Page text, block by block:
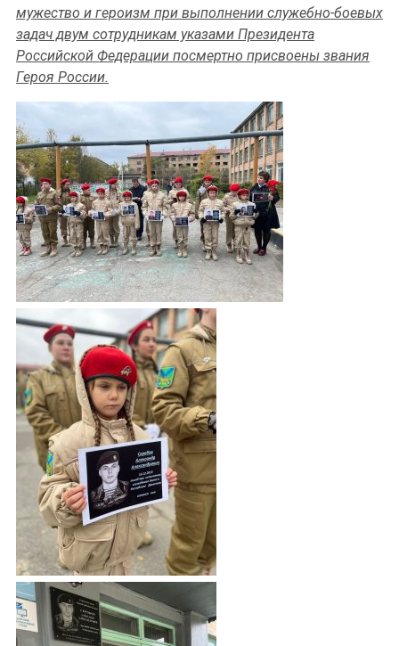
мужество и героизм при выполнении служебно-боевых
задач двум сотрудникам указами Президента
Российской Федерации посмертно присвоены звания
Героя России.